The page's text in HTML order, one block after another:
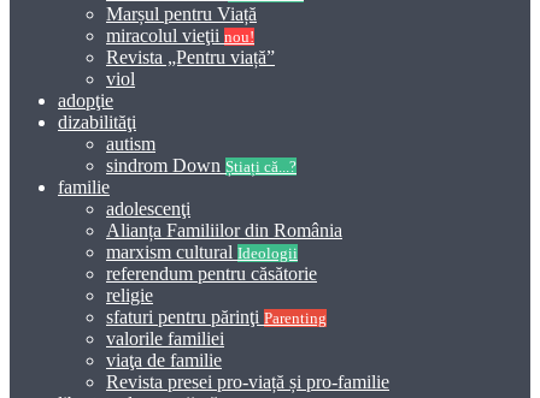
Marșul pentru Viață
miracolul vieţii nou!
Revista „Pentru viață”
viol
adopţie
dizabilităţi
autism
sindrom Down Știați că...?
familie
adolescenţi
Alianța Familiilor din România
marxism cultural Ideologii
referendum pentru căsătorie
religie
sfaturi pentru părinţi Parenting
valorile familiei
viaţa de familie
Revista presei pro-viață și pro-familie